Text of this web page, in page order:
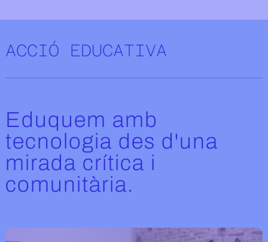
ACCIÓ EDUCATIVA
Eduquem amb
tecnologia des d'una
mirada crítica i
comunitària.